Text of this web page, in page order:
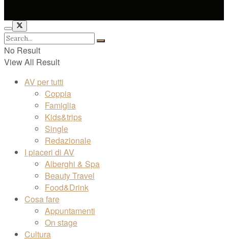
No Result
View All Result
AV per tutti
Coppia
Famiglia
Kids&trips
Single
Redazionale
I piaceri di AV
Alberghi & Spa
Beauty Travel
Food&Drink
Cosa fare
Appuntamenti
On stage
Cultura